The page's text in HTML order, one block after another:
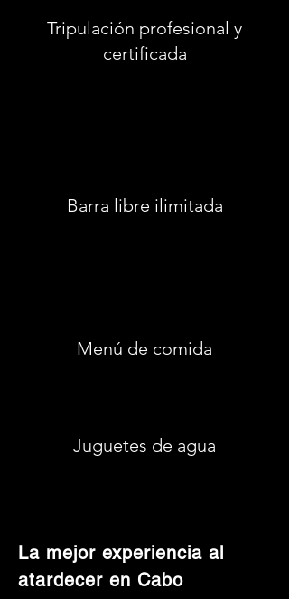
Tripulación profesional y
certificada
Barra libre ilimitada
Menú de comida
Juguetes de agua
La mejor experiencia al
atardecer en Cabo